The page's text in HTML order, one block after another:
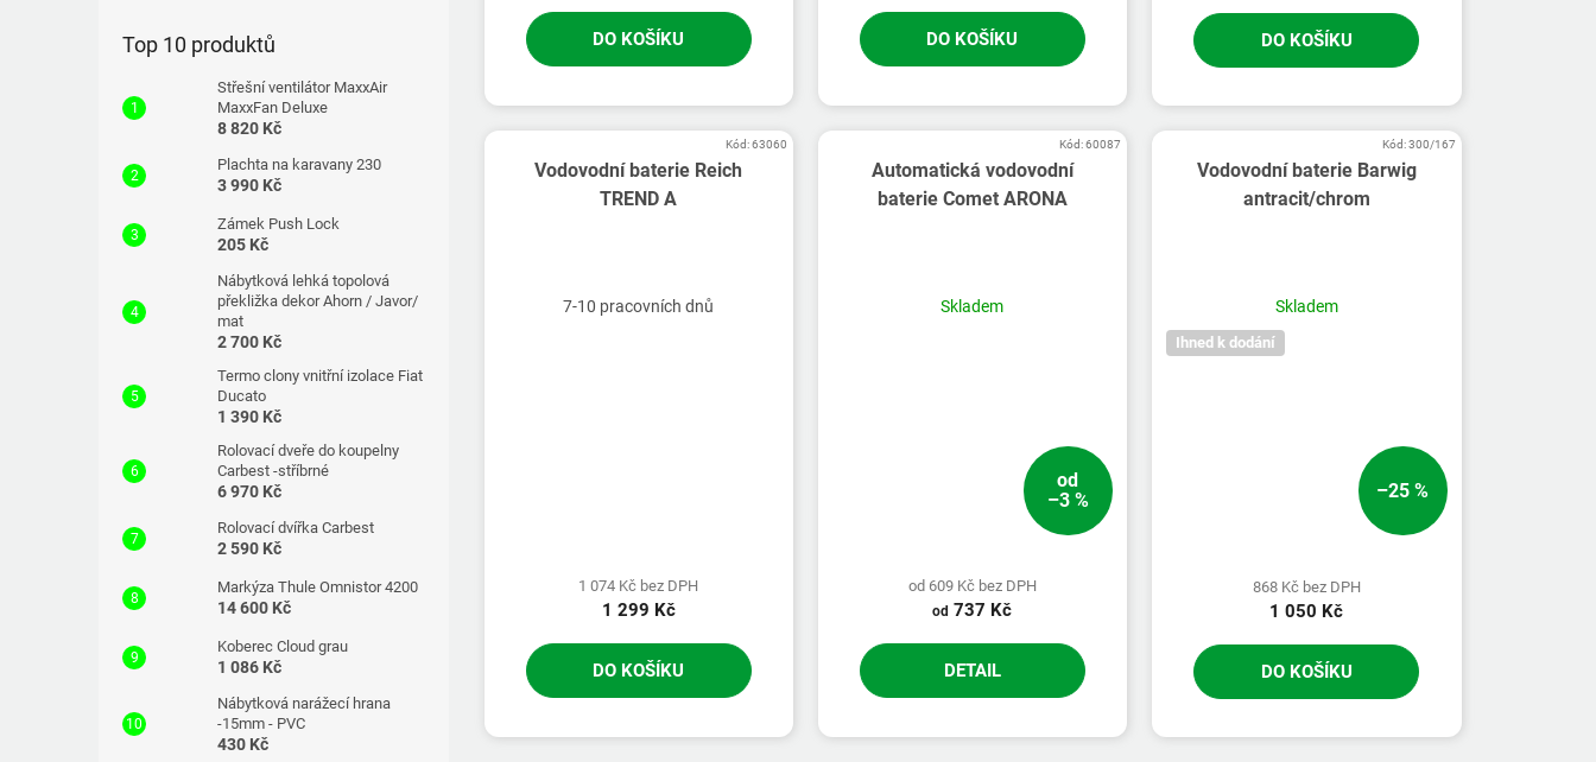
Top 10 produktů
Střešní ventilátor MaxxAir
MaxxFan Deluxe
8 820 Kč
Plachta na karavany 230
3 990 Kč
Zámek Push Lock
205 Kč
Nábytková lehká topolová
překližka dekor Ahorn / Javor/
mat
2 700 Kč
Termo clony vnitřní izolace Fiat
Ducato
1 390 Kč
Rolovací dveře do koupelny
Carbest -stříbrné
6 970 Kč
Rolovací dvířka Carbest
2 590 Kč
Markýza Thule Omnistor 4200
14 600 Kč
Koberec Cloud grau
1 086 Kč
Nábytková narážecí hrana
-15mm - PVC
430 Kč
DO KOŠÍKU DO KOŠÍKU DO KOŠÍKU
Vodovodní baterie Reich
TREND A
7-10 pracovních dnů
1 074 Kč bez DPH
1 299 Kč
DO KOŠÍKU
Kód:63060
Automatická vodovodní
baterie Comet ARONA
Skladem
od
–3 %
od 609 Kč bez DPH
od 737 Kč
DETAIL
Kód:60087
Vodovodní baterie Barwig
antracit/chrom
Skladem
Ihned k dodání
–25 %
868 Kč bez DPH
1 050 Kč
DO KOŠÍKU
Kód:300/167